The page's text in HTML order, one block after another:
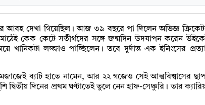
আবহ দেখা গিয়েছিল। আজ ৩৯ বছরে পা দিলেন অভিজ্ঞ
কেক কেটে সতীর্থদের সঙ্গে জন্মদিন উদযাপন করেন
খানিকটা লজ্জাও পাচ্ছিলেন। তবে দুর্দান্ত এক ইনিংসের
ব্যাট হাতে নামেন, আর ২২ গজেও সেই আত্মবিশ্বাসের
দ্বিতীয় দিনের প্রথম ঘণ্টাতেই তুলে নেন হাফ-সেঞ্চুরি। তার